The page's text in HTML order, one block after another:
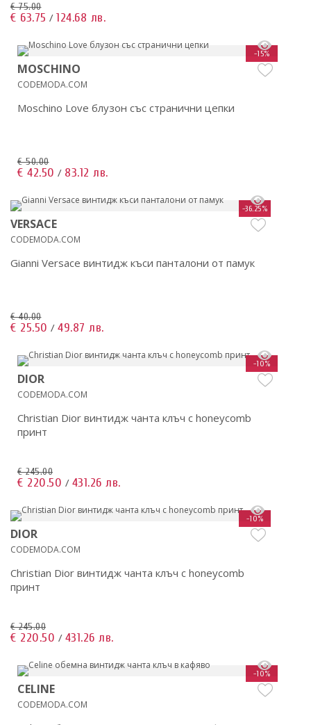
€ 75.00
€ 63.75 / 124.68 лв.
-15%
MOSCHINO
CODEMODA.COM
Moschino Love блузон със странични цепки
€ 50.00
€ 42.50 / 83.12 лв.
-36.25%
VERSACE
CODEMODA.COM
Gianni Versace винтидж къси панталони от памук
€ 40.00
€ 25.50 / 49.87 лв.
-10%
DIOR
CODEMODA.COM
Christian Dior винтидж чанта клъч с honeycomb
принт
€ 245.00
€ 220.50 / 431.26 лв.
-10%
DIOR
CODEMODA.COM
Christian Dior винтидж чанта клъч с honeycomb
принт
€ 245.00
€ 220.50 / 431.26 лв.
-10%
CELINE
CODEMODA.COM